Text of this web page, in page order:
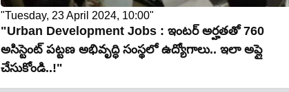
"Tuesday, 23 April 2024, 10:00"
"Urban Development Jobs : ఇంటర్ అర్హతతో 760
అసిస్టెంట్ పట్టణ అభివృద్ధి సంస్థలో ఉద్యోగాలు.. ఇలా అప్లై
చేసుకోండి..!"